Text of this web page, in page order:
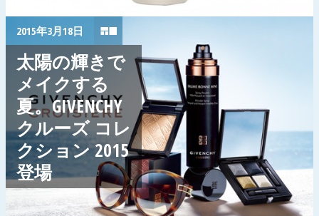
2015年3月18日
太陽の輝きで
メイクする
夏。GIVENCHY
クルーズ コレ
クション 2015
登場